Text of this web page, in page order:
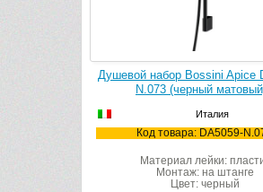
Душевой набор Bossini Apice
N.073 (черный
Италия
Код товара: DA5059-
Материал лейки:
Монтаж: на штанге
Цвет: черный